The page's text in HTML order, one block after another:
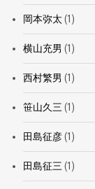
岡本弥太 (1)
横山充男 (1)
西村繁男 (1)
笹山久三 (1)
田島征彦(1)
田島征三 (1)